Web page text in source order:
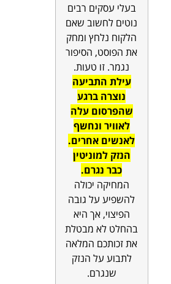
בעלי עסקים רבים
נוטים לחשוב שאם
הלקוח נלחץ ומחק
את הפוסט, הסיפור
נגמר. זו טעות.
עילת התביעה
נוצרה ברגע
שהפרסום עלה
לאוויר ונחשף
לאנשים אחרים.
הנזק למוניטין
כבר נגרם.
המחיקה יכולה
להשפיע על גובה
הפיצוי, אך היא
בהחלט לא מבטלת
את זכותכם המלאה
לתבוע על הנזק
שנגרם.